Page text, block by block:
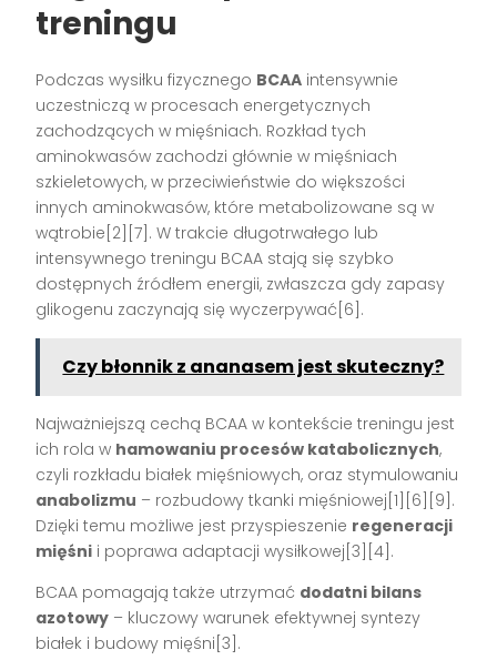
treningu
Podczas wysiłku fizycznego BCAA intensywnie
uczestniczą w procesach energetycznych
zachodzących w mięśniach. Rozkład tych
aminokwasów zachodzi głównie w mięśniach
szkieletowych, w przeciwieństwie do większości
innych aminokwasów, które metabolizowane są w
wątrobie[2][7]. W trakcie długotrwałego lub
intensywnego treningu BCAA stają się szybko
dostępnych źródłem energii, zwłaszcza gdy zapasy
glikogenu zaczynają się wyczerpywać[6].
Czy błonnik z ananasem jest skuteczny?
Najważniejszą cechą BCAA w kontekście treningu jest
ich rola w hamowaniu procesów katabolicznych,
czyli rozkładu białek mięśniowych, oraz stymulowaniu
anabolizmu – rozbudowy tkanki mięśniowej[1][6][9].
Dzięki temu możliwe jest przyspieszenie regeneracji
mięśni i poprawa adaptacji wysiłkowej[3][4].
BCAA pomagają także utrzymać dodatni bilans
azotowy – kluczowy warunek efektywnej syntezy
białek i budowy mięśni[3].